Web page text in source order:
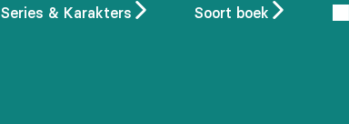
Series & Karakters Soort boek